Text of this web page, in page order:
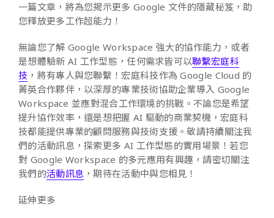
一篇文章，將為您揭示更多 Google 文件的隱藏秘笈，助
您釋放更多工作超能力！
無論您了解 Google Workspace 強大的協作能力，或者
是想體驗新 AI 工作型態，任何需求皆可以聯繫宏庭科
技 ，將有專人與您聯繫！宏庭科技作為 Google Cloud 的
菁英合作夥伴，以深厚的專業技術協助企業導入 Google
Workspace 並應對混合工作環境的挑戰。不論您是希望
提升協作效率，還是想把握 AI 驅動的商業契機，宏庭科
技都能提供專業的顧問服務與技術支援。敬請持續關注我
們的活動訊息，探索更多 AI 工作型態的實用場景！若您
對 Google Workspace 的多元應用有興趣，請密切關注
我們的活動訊息 ，期待在活動中與您相見！
延伸更多